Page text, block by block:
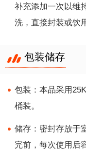
补充添加一次以维
洗，直接封装或饮
包装储存
包装：本品采用
桶装。
储存：密封存放于
完前，每次使用后